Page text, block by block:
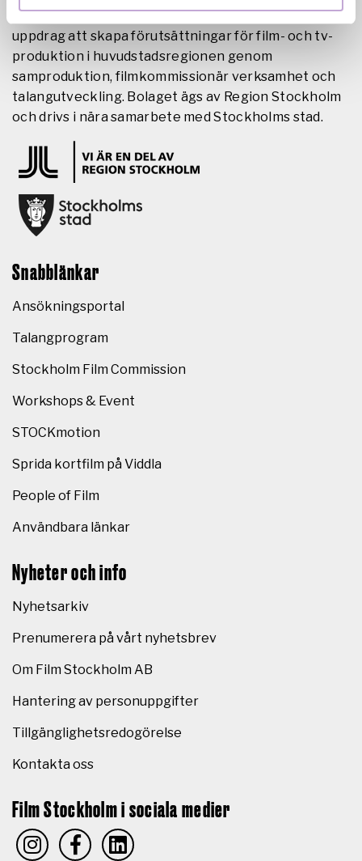
Film Stockholm AB är en regional filmfond med
uppdrag att skapa förutsättningar för film- och tv-
produktion i huvudstadsregionen genom
samproduktion, filmkommissionär verksamhet och
talangutveckling. Bolaget ägs av Region Stockholm
och drivs i nära samarbete med Stockholms stad.
Snabblänkar
Ansökningsportal
Talangprogram
Stockholm Film Commission
Workshops & Event
STOCKmotion
Sprida kortfilm på Viddla
People of Film
Användbara länkar
Nyheter och info
Nyhetsarkiv
Prenumerera på vårt nyhetsbrev
Om Film Stockholm AB
Hantering av personuppgifter
Tillgänglighetsredogörelse
Kontakta oss
Film Stockholm i sociala medier